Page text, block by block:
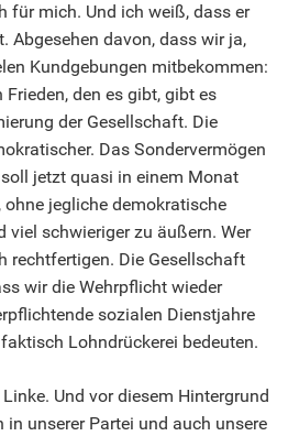
für mich. Und ich weiß, dass er
Abgesehen davon, dass wir ja,
Kundgebungen mitbekommen:
Frieden, den es gibt, gibt es
der Gesellschaft. Die
Das Sondervermögen
jetzt quasi in einem Monat
jegliche demokratische
viel schwieriger zu äußern. Wer
rechtfertigen. Die Gesellschaft
wir die Wehrpflicht wieder
sozialen Dienstjahre
Lohndrückerei bedeuten.
Und vor diesem Hintergrund
in unserer Partei und auch unsere